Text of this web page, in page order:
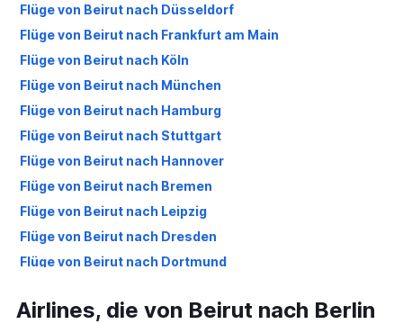
Flüge von Beirut nach Düsseldorf
Flüge von Beirut nach Frankfurt am Main
Flüge von Beirut nach Köln
Flüge von Beirut nach München
Flüge von Beirut nach Hamburg
Flüge von Beirut nach Stuttgart
Flüge von Beirut nach Hannover
Flüge von Beirut nach Bremen
Flüge von Beirut nach Leipzig
Flüge von Beirut nach Dresden
Flüge von Beirut nach Dortmund
Flüge von Beirut nach Paderborn
Airlines, die von Beirut nach Berlin